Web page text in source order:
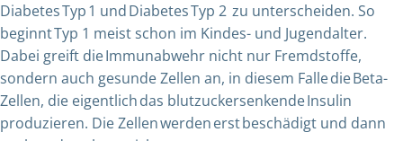
Diabetes Typ 1 und Diabetes Typ 2 zu unterscheiden. So
beginnt Typ 1 meist schon im Kindes- und Jugendalter.
Dabei greift die Immunabwehr nicht nur Fremdstoffe,
sondern auch gesunde Zellen an, in diesem Falle die Beta-
Zellen, die eigentlich das blutzuckersenkende Insulin
produzieren. Die Zellen werden erst beschädigt und dann